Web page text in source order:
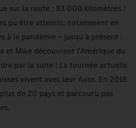
sur la route : 83 000 kilomètres !
pu être atteints, notamment en
à la pandémie – jusqu’à présent :
et Mike découvrent l’Amérique du
par la suite ! La tournée actuelle
vivent avec leur Axor. En 2018
de 20 pays et parcouru pas